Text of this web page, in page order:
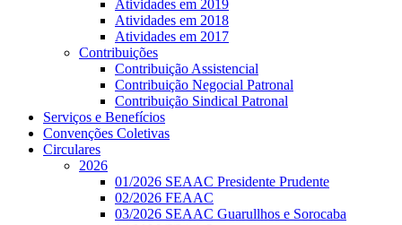
Atividades em 2019
Atividades em 2018
Atividades em 2017
Contribuições
Contribuição Assistencial
Contribuição Negocial Patronal
Contribuição Sindical Patronal
Serviços e Benefícios
Convenções Coletivas
Circulares
2026
01/2026 SEAAC Presidente Prudente
02/2026 FEAAC
03/2026 SEAAC Guarullhos e Sorocaba